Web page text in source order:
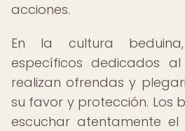
acciones.
En la cultura
específicos dedicados
realizan ofrendas y
su favor y protección. Los
escuchar atentamente el